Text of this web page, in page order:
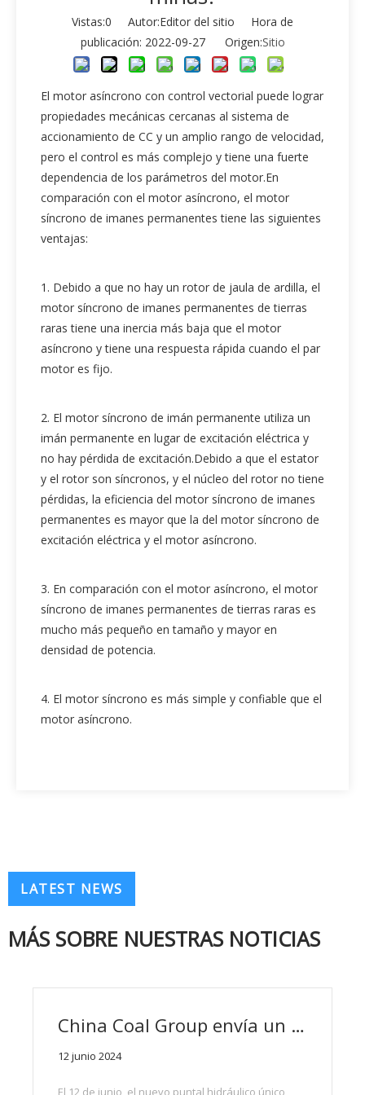
Vistas:0 Autor:Editor del sitio Hora de
publicación: 2022-09-27 Origen:Sitio
El motor asíncrono con control vectorial puede lograr
propiedades mecánicas cercanas al sistema de
accionamiento de CC y un amplio rango de velocidad,
pero el control es más complejo y tiene una fuerte
dependencia de los parámetros del motor.En
comparación con el motor asíncrono, el motor
síncrono de imanes permanentes tiene las siguientes
ventajas:
1. Debido a que no hay un rotor de jaula de ardilla, el
motor síncrono de imanes permanentes de tierras
raras tiene una inercia más baja que el motor
asíncrono y tiene una respuesta rápida cuando el par
motor es fijo.
2. El motor síncrono de imán permanente utiliza un
imán permanente en lugar de excitación eléctrica y
no hay pérdida de excitación.Debido a que el estator
y el rotor son síncronos, y el núcleo del rotor no tiene
pérdidas, la eficiencia del motor síncrono de imanes
permanentes es mayor que la del motor síncrono de
excitación eléctrica y el motor asíncrono.
3. En comparación con el motor asíncrono, el motor
síncrono de imanes permanentes de tierras raras es
mucho más pequeño en tamaño y mayor en
densidad de potencia.
4. El motor síncrono es más simple y confiable que el
motor asíncrono.
LATEST NEWS
MÁS SOBRE NUESTRAS NOTICIAS
China Coal Group envía un nuevo puntal hidráulico único minero suspendido a Shanxi y Mongolia Interior
12 junio 2024
El 12 de junio, el nuevo puntal hidráulico único